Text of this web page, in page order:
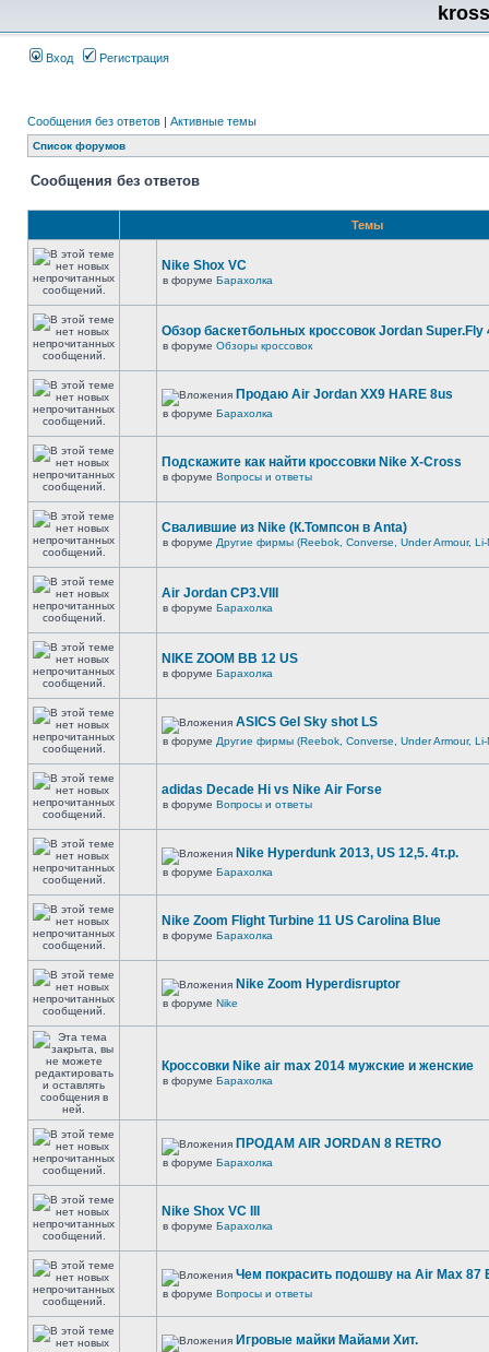
Вход Регистрация
Сообщения без ответов | Активные темы
Список форумов
Сообщения без ответов
Темы
Nike Shox VC
в форуме Барахолка
Обзор баскетбольных кроссовок Jordan Super.Fly
в форуме Обзоры кроссовок
Продаю Air Jordan XX9 HARE 8us
в форуме Барахолка
Подскажите как найти кроссовки Nike X-Cross
в форуме Вопросы и ответы
Свалившие из Nike (К.Томпсон в Anta)
в форуме Другие фирмы (Reebok, Converse, Under Armour, Li-
Air Jordan CP3.VIII
в форуме Барахолка
NIKE ZOOM BB 12 US
в форуме Барахолка
ASICS Gel Sky shot LS
в форуме Другие фирмы (Reebok, Converse, Under Armour, Li-
adidas Decade Hi vs Nike Air Forse
в форуме Вопросы и ответы
Nike Hyperdunk 2013, US 12,5. 4т.р.
в форуме Барахолка
Nike Zoom Flight Turbine 11 US Carolina Blue
в форуме Барахолка
Nike Zoom Hyperdisruptor
в форуме Nike
Кроссовки Nike air max 2014 мужские и женские
в форуме Барахолка
ПРОДАМ AIR JORDAN 8 RETRO
в форуме Барахолка
Nike Shox VC III
в форуме Барахолка
Чем покрасить подошву на Air Max 87
в форуме Вопросы и ответы
Игровые майки Майами Хит.